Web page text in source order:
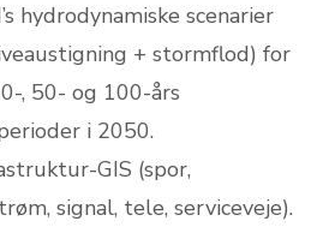
hydrodynamiske scenarier
+ stormflod) for
, 50- og 100-års
i 2050.
GIS (spor,
signal, tele, serviceveje).